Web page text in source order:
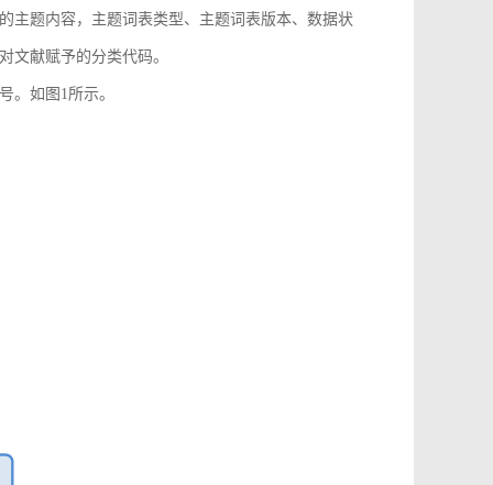
主题内容，主题词表类型、主题词表版本、数据状
文献赋予的分类代码。
。如图1所示。